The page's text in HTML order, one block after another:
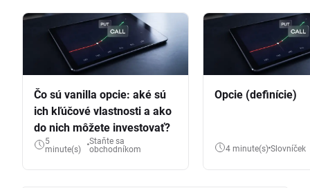
Čo sú vanilla opcie: aké sú
ich kľúčové vlastnosti a ako
do nich môžete investovať?
5
minute(s)
Staňte sa
obchodníkom
Opcie (definície)
4 minute(s) Slovníček